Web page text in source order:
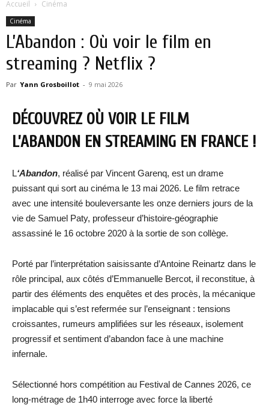
Accueil Cinéma
Cinéma
L’Abandon : Où voir le film en
streaming ? Netflix ?
Par Yann Grosboillot - 9 mai 2026
DÉCOUVREZ OÙ VOIR LE FILM
L’ABANDON EN STREAMING EN FRANCE !
L‘Abandon, réalisé par Vincent Garenq, est un drame
puissant qui sort au cinéma le 13 mai 2026. Le film retrace
avec une intensité bouleversante les onze derniers jours de la
vie de Samuel Paty, professeur d’histoire-géographie
assassiné le 16 octobre 2020 à la sortie de son collège.
Porté par l’interprétation saisissante d’Antoine Reinartz dans le
rôle principal, aux côtés d’Emmanuelle Bercot, il reconstitue, à
partir des éléments des enquêtes et des procès, la mécanique
implacable qui s’est refermée sur l’enseignant : tensions
croissantes, rumeurs amplifiées sur les réseaux, isolement
progressif et sentiment d’abandon face à une machine
infernale.
Sélectionné hors compétition au Festival de Cannes 2026, ce
long-métrage de 1h40 interroge avec force la liberté